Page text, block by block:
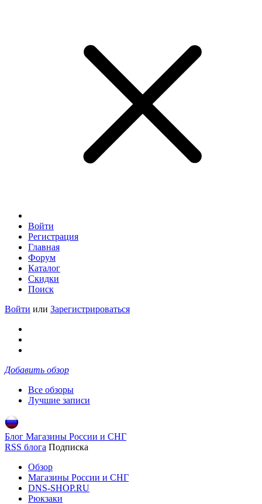
Войти
Регистрация
Главная
Форум
Каталог
Скидки
Поиск
Войти или Зарегистрироваться
Добавить обзор
Все обзоры
Лучшие записи
Блог Магазины России и СНГ
RSS блога Подписка
Обзор
Магазины России и СНГ
DNS-SHOP.RU
Рюкзаки